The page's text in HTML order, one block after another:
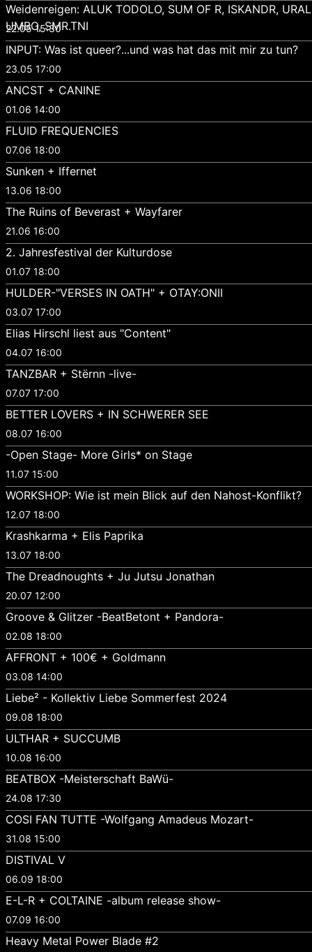
Weidenreigen: ALUK TODOLO, SUM OF R, ISKANDR, URAL
UMBO, SMR.TNI
22.05 15:30
INPUT: Was ist queer?...und was hat das mit mir zu tun?
23.05 17:00
ANCST + CANINE
01.06 14:00
FLUID FREQUENCIES
07.06 18:00
Sunken + Iffernet
13.06 18:00
The Ruins of Beverast + Wayfarer
21.06 16:00
2. Jahresfestival der Kulturdose
01.07 18:00
HULDER-"VERSES IN OATH" + OTAY:ONII
03.07 17:00
Elias Hirschl liest aus "Content"
04.07 16:00
TANZBAR + Stërnn -live-
07.07 17:00
BETTER LOVERS + IN SCHWERER SEE
08.07 16:00
-Open Stage- More Girls* on Stage
11.07 15:00
WORKSHOP: Wie ist mein Blick auf den Nahost-Konflikt?
12.07 18:00
Krashkarma + Elis Paprika
13.07 18:00
The Dreadnoughts + Ju Jutsu Jonathan
20.07 12:00
Groove & Glitzer -BeatBetont + Pandora-
02.08 18:00
AFFRONT + 100€ + Goldmann
03.08 14:00
Liebe² - Kollektiv Liebe Sommerfest 2024
09.08 18:00
ULTHAR + SUCCUMB
10.08 16:00
BEATBOX -Meisterschaft BaWü-
24.08 17:30
COSI FAN TUTTE -Wolfgang Amadeus Mozart-
31.08 15:00
DISTIVAL V
06.09 18:00
E-L-R + COLTAINE -album release show-
07.09 16:00
Heavy Metal Power Blade #2